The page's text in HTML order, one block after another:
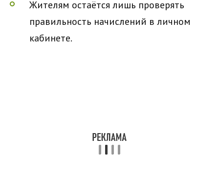
Жителям остаётся лишь проверять
правильность начислений в личном
кабинете.